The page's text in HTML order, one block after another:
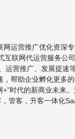
运营推广优化资深
互联网代运营服务公
运营推广、发展提速
，帮助企业孵化更多
时代的新商业未来
管客，升客一体化